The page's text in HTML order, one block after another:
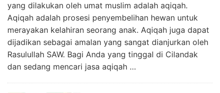
yang dilakukan oleh umat muslim adalah aqiqah.
Aqiqah adalah prosesi penyembelihan hewan untuk
merayakan kelahiran seorang anak. Aqiqah juga dapat
dijadikan sebagai amalan yang sangat dianjurkan oleh
Rasulullah SAW. Bagi Anda yang tinggal di Cilandak
dan sedang mencari jasa aqiqah …